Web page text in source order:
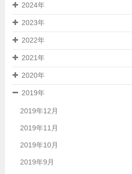
2024年
2023年
2022年
2021年
2020年
2019年
2019年12月
2019年11月
2019年10月
2019年9月